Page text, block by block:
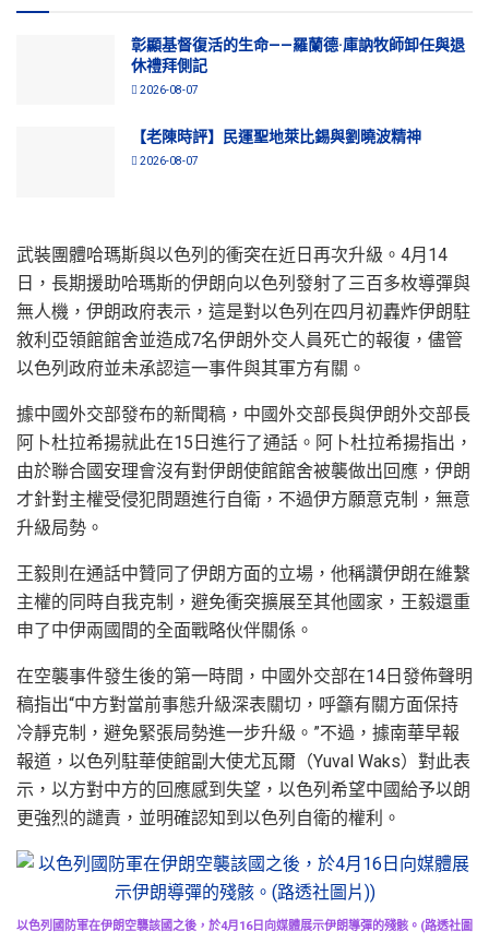
彰顯基督復活的生命——羅蘭德·庫訥牧師卸任與退
休禮拜側記
2026-08-07
【老陳時評】民運聖地萊比錫與劉曉波精神
2026-08-07
武裝團體哈瑪斯與以色列的衝突在近日再次升級。4月14
日，長期援助哈瑪斯的伊朗向以色列發射了三百多枚導彈與
無人機，伊朗政府表示，這是對以色列在四月初轟炸伊朗駐
敘利亞領館館舍並造成7名伊朗外交人員死亡的報復，儘管
以色列政府並未承認這一事件與其軍方有關。
據中國外交部發布的新聞稿，中國外交部長與伊朗外交部長
阿卜杜拉希揚就此在15日進行了通話。阿卜杜拉希揚指出，
由於聯合國安理會沒有對伊朗使館館舍被襲做出回應，伊朗
才針對主權受侵犯問題進行自衛，不過伊方願意克制，無意
升級局勢。
王毅則在通話中贊同了伊朗方面的立場，他稱讚伊朗在維繫
主權的同時自我克制，避免衝突擴展至其他國家，王毅還重
申了中伊兩國間的全面戰略伙伴關係。
在空襲事件發生後的第一時間，中國外交部在14日發佈聲明
稿指出“中方對當前事態升級深表關切，呼籲有關方面保持
冷靜克制，避免緊張局勢進一步升級。”不過，據南華早報
報道，以色列駐華使館副大使尤瓦爾（Yuval Waks）對此表
示，以方對中方的回應感到失望，以色列希望中國給予以朗
更強烈的譴責，並明確認知到以色列自衛的權利。
以色列國防軍在伊朗空襲該國之後，於4月16日向媒體展示伊朗導彈的殘骸。(路透社圖